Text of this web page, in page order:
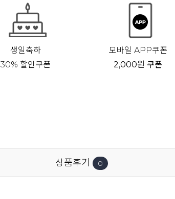
생일축하
30% 할인쿠폰
모바일 APP쿠폰
2,000원 쿠폰
상품후기 0